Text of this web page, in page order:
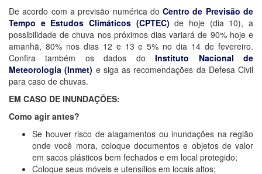
De acordo com a previsão numérica doCentro de Previsão de
Tempo e Estudos Climáticos (CPTEC) de hoje (dia 10), a
possibilidade de chuva nos próximos dias variará de 90% hoje e
amanhã, 80% nos dias 12 e 13 e 5% no dia 14 de fevereiro.
Confira também os dados doInstituto Nacional de
Meteorologia (Inmet) e siga as recomendações da Defesa Civil
para caso de chuvas.
EM CASO DE INUNDAÇÕES:
Como agir antes?
Se houver risco de alagamentos ou inundações na região
onde você mora, coloque documentos e objetos de valor
em sacos plásticos bem fechados e em local protegido;
Coloque seus móveis e utensílios em locais altos;